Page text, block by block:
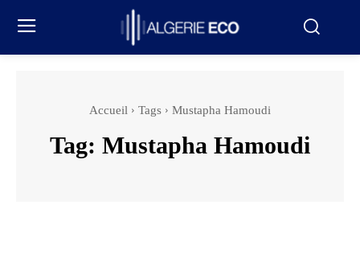
Accueil Tags Mustapha Hamoudi
Tag: Mustapha Hamoudi